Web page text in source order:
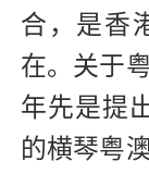
合，是香
在。关于
年先是提
的横琴粤